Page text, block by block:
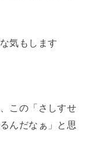
気もします
この「さしすせ
んだなぁ」と思